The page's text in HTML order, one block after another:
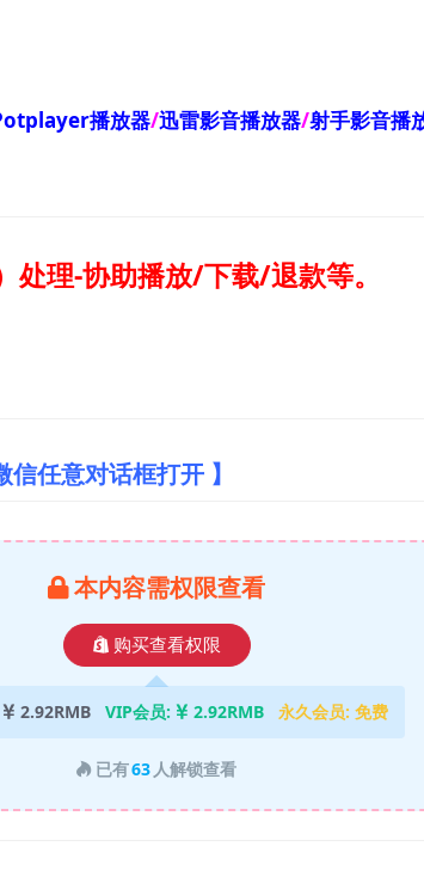
播放器/迅雷影音播放器/射手影音播
处理-协助播放/下载/退款等。
任意对话框打开 】
本内容需权限查看
购买查看权限
2.92RMB VIP会员: 2.92RMB 永久会员: 免费
已有63 人解锁查看